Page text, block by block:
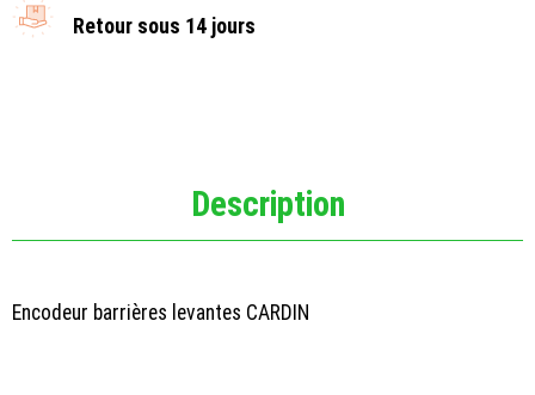
Retour sous 14 jours
Description
Encodeur barrières levantes CARDIN